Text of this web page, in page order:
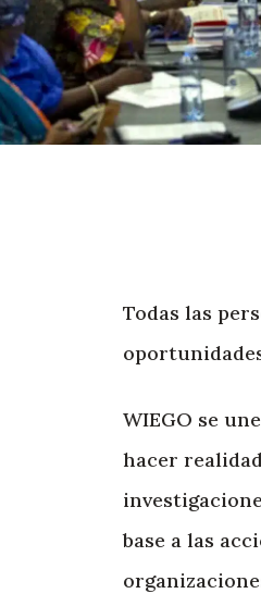
Todas las
WIEGO se
hacer
base a las